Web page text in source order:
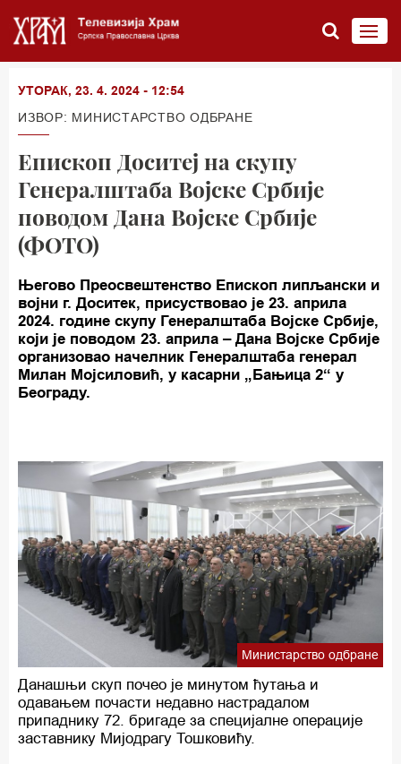
УТОРАК, 23. 4. 2024 - 12:54
ИЗВОР: МИНИСТАРСТВО ОДБРАНЕ
Епископ Доситеј на скупу
Генералштаба Војске Србије
поводом Дана Војске Србије
(ФОТО)
Његово Преосвештенство Епископ липљански и
војни г. Доситек, присуствовао је 23. априла
2024. године скупу Генералштаба Војске Србије,
који је поводом 23. априла – Дана Војске Србије
организовао начелник Генералштаба генерал
Милан Мојсиловић, у касарни „Бањица 2“ у
Београду.
Министарство одбране
Данашњи скуп почео је минутом ћутања и
одавањем почасти недавно настрадалом
припаднику 72. бригаде за специјалне операције
заставнику Мијодрагу Тошковићу.